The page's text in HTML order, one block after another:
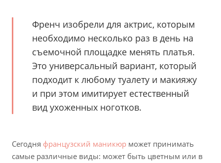
Френч изобрели для актрис, которым
необходимо несколько раз в день на
съемочной площадке менять платья.
Это универсальный вариант, который
подходит к любому туалету и макияжу
и при этом имитирует естественный
вид ухоженных ноготков.
Сегодня французский маникюр может принимать
самые различные виды: может быть цветным или в